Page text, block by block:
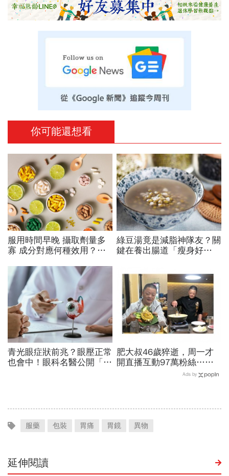
你可能還想看
服用時間早晚 攝取劑量多
寡 成分對應何種效用？
吃才對
綠豆湯竟是減脂神隊友？關
鍵在養出腸道「瘦身好
青光眼症狀前兆？眼壓正常
也會中！眼科名醫公開「護
肥大叔46歲猝逝，周一才
開直播互動97萬粉絲…常
連續工作17小時，死因和
Ads by
服藥 包裝 胃痛 胃鏡 異物
延伸閱讀